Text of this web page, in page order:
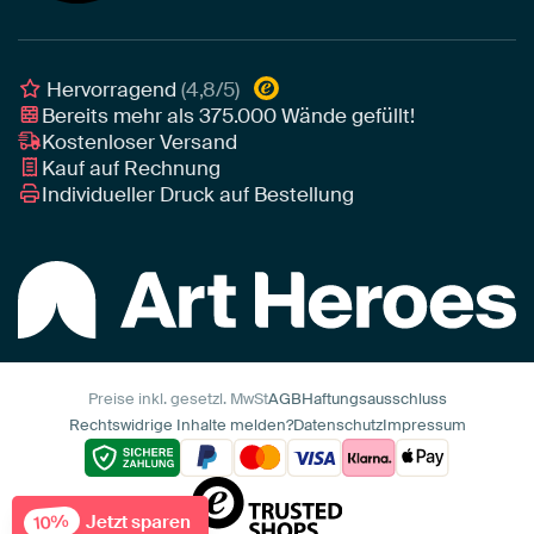
Art Heroes App
Hervorragend(4,8/5)
Bereits mehr als375.000Wände gefüllt!
Kostenloser Versand
Kauf auf Rechnung
Individueller Druck auf Bestellung
Preise inkl. gesetzl. MwStAGBHaftungsausschluss
Rechtswidrige Inhalte melden?DatenschutzImpressum
10% Jetzt sparen